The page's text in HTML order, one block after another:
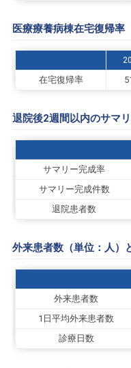
医療療養病棟在宅復帰率
在宅復帰率
退院後2週間以内のサマ
サマリー完成率
サマリー完成件数
退院患者数
外来患者数（単位：人）
外来患者数
1日平均外来患者数
診療日数